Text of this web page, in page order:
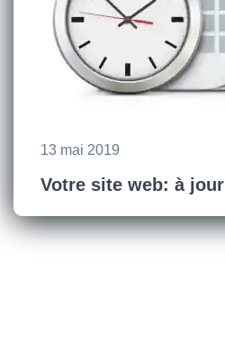
13 mai 2019
Votre site web: à jour